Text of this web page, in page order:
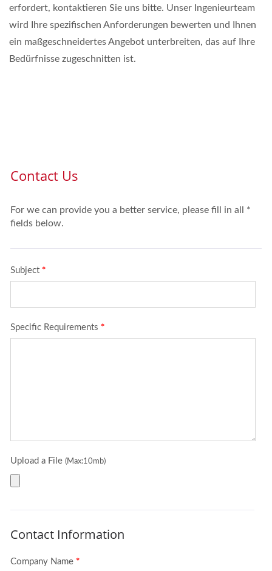
erfordert, kontaktieren Sie uns bitte. Unser Ingenieurteam
wird Ihre spezifischen Anforderungen bewerten und Ihnen
ein maßgeschneidertes Angebot unterbreiten, das auf Ihre
Bedürfnisse zugeschnitten ist.